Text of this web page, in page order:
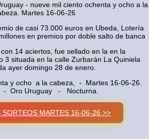
- nueve mil ciento ochenta y ocho a la
Martes 16-06-26
de casi 73.000 euros en Ubeda, Lotería
en premios por doble salto de banca
14 aciertos, fue sellado en la en la
3 situada en la calle Zurbarán La Quiniela
ayer domingo 28 de enero.
y ocho a la cabeza, - Martes 16-06-26.
- Oro Uruguay - Nocturna.
SORTEOS MARTES 16-06-26 >>